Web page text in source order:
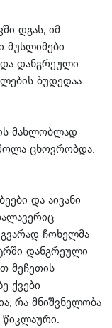
დგას, იმ
მუსლიმები
დანგრეული
ბუდედაა
მახლობლად
ცხოვრობდა.
და აივანი
გვარად ჩოხელმა
დანგრეული
მეჩეთის
ქვები
რა მნიშვნელობა
წიკლაური.